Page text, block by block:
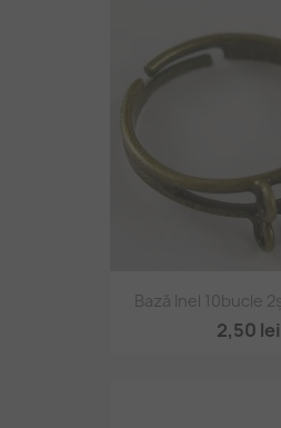
Bază Inel 10bucle
2,50 lei